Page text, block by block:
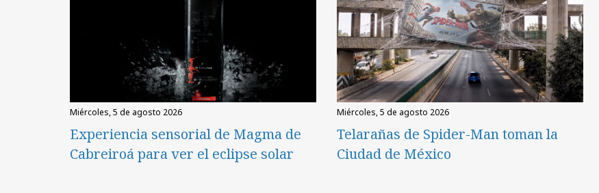
miércoles, 5 de agosto 2026
Experiencia sensorial de Magma de
Cabreiroá para ver el eclipse solar
miércoles, 5 de agosto 2026
Telarañas de Spider-Man toman la
Ciudad de México